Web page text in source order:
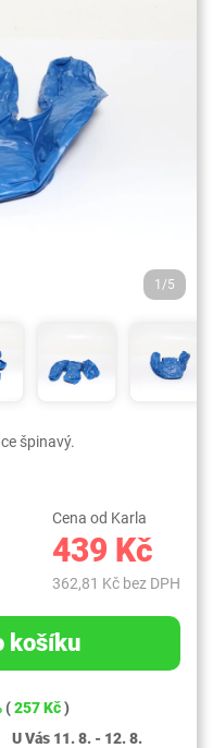
1/5
špinavý.
Cena od Karla
439 Kč
362,81 Kč bez DPH
košíku
(257 Kč)
U Vás 11. 8. - 12. 8.